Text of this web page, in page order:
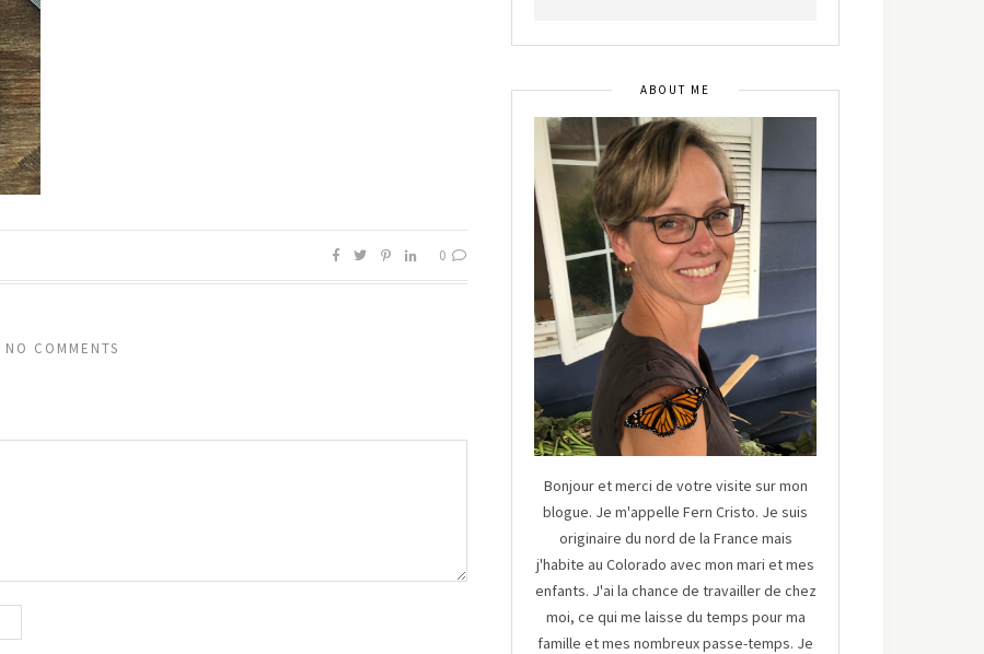
0
NO COMMENTS
ABOUT ME
Bonjour et merci de votre visite sur mon
blogue. Je m'appelle Fern Cristo. Je suis
originaire du nord de la France mais
j'habite au Colorado avec mon mari et mes
enfants. J'ai la chance de travailler de chez
moi, ce qui me laisse du temps pour ma
famille et mes nombreux passe-temps. Je